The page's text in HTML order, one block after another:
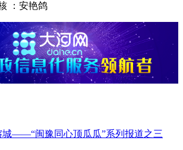
：安艳鸽
城——“闽豫同心顶瓜瓜”系列报道之三